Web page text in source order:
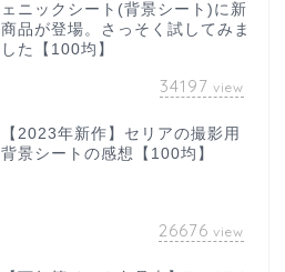
ェニックシート(背景シート)に新
商品が登場。さっそく試してみま
した【100均】
34197 view
【2023年新作】セリアの撮影用
背景シートの感想【100均】
26676 view